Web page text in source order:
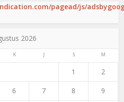
pagead/js/
2026
K J S M
1 2
6 7 8 9